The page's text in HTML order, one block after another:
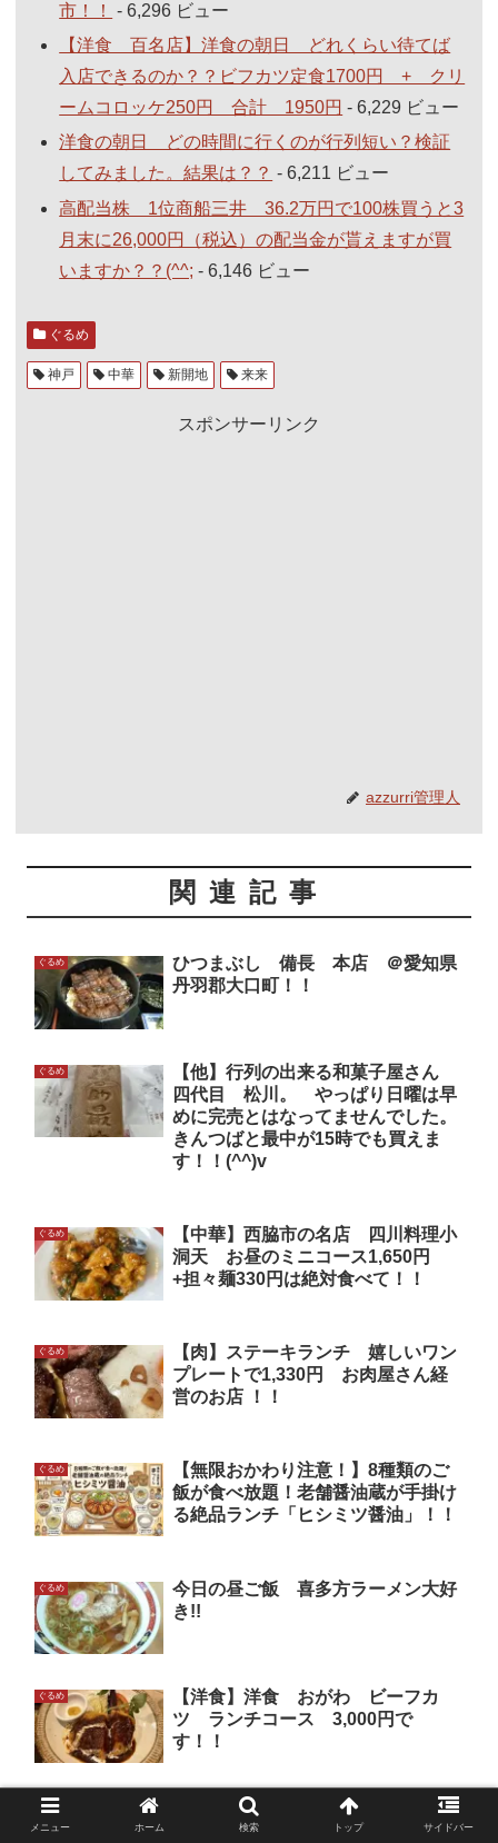
市！！
- 6,296 ビュー
【洋食 百名店】洋食の朝日 どれくらい待てば
入店できるのか？？ビフカツ定食1700円 + クリ
ームコロッケ250円 合計 1950円 - 6,229 ビュー
洋食の朝日 どの時間に行くのが行列短い？検証
してみました。結果は？？ - 6,211 ビュー
高配当株 1位商船三井 36.2万円で100株買うと3
月末に26,000円（税込）の配当金が貰えますが買
いますか？？(^^; - 6,146 ビュー
ぐるめ
神戸 中華 新開地 来来
スポンサーリンク
azzurri管理人
関連記事
ぐるめ
ひつまぶし 備長 本店 ＠愛知県
丹羽郡大口町！！
ぐるめ
【他】行列の出来る和菓子屋さん
四代目 松川。 やっぱり日曜は早
めに完売とはなってませんでした。
きんつばと最中が15時でも買えま
す！！(^^)v
ぐるめ
【中華】西脇市の名店 四川料理小
洞天 お昼のミニコース1,650円
+担々麺330円は絶対食べて！！
ぐるめ
【肉】ステーキランチ 嬉しいワン
プレートで1,330円 お肉屋さん経
営のお店 ！！
ぐるめ
【無限おかわり注意！】8種類のご
飯が食べ放題！老舗醤油蔵が手掛け
る絶品ランチ「ヒシミツ醤油」！！
ぐるめ
今日の昼ご飯 喜多方ラーメン大好
き!!
ぐるめ
【洋食】洋食 おがわ ビーフカ
ツ ランチコース 3,000円で
す！！
ぐるめ
【洋食】夜はステーキ！！めちゃ
安、めちゃ旨 サーロインステーキ
メニュー ホーム 検索 トップ サイドバー